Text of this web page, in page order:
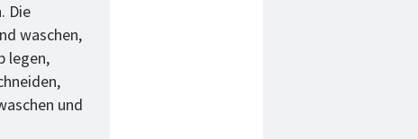
Die
waschen,
legen,
und